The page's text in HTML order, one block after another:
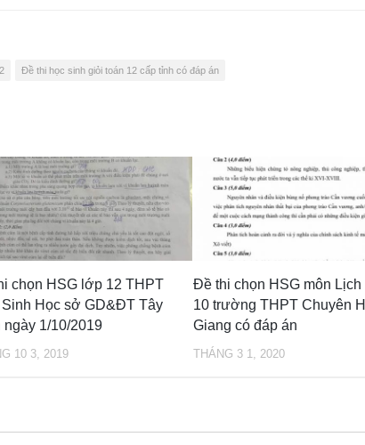
Đề thi học sinh giỏi toán 12 cấp tỉnh có đáp án
chọn HSG lớp 12 THPT
Sinh Học sở GD&ĐT Tây
ngày 1/10/2019
10 3, 2019
Đề thi chọn HSG môn
10 trường THPT Chuyên
Giang có đáp án
THÁNG 3 1, 2020